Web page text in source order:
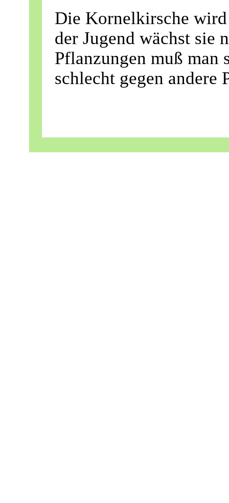
Die Kornelkirsche
der Jugend wächst sie
Pflanzungen muß man
schlecht gegen andere